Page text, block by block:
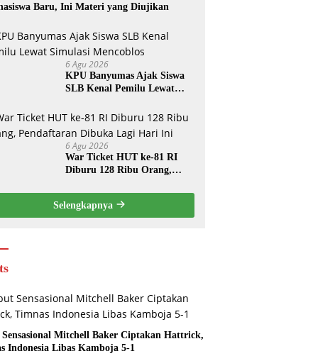
Baru, Ini Materi yang Diujikan
6 Agu 2026
KPU Banyumas Ajak Siswa
SLB Kenal Pemilu Lewat
6 Agu 2026
War Ticket HUT ke-81 RI
Diburu 128 Ribu Orang,
Hari Ini
Selengkapnya
Sensasional Mitchell Baker Ciptakan Hattrick,
Indonesia Libas Kamboja 5-1